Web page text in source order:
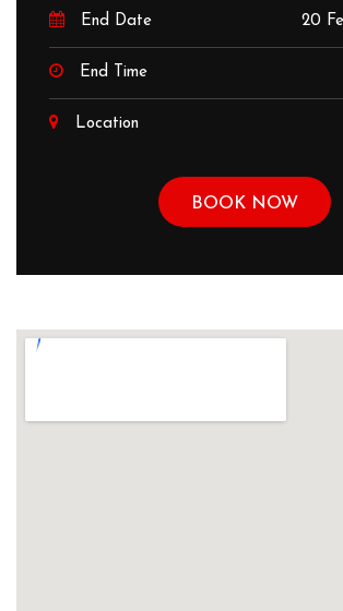
End Date 20
End Time
Location
BOOK NOW